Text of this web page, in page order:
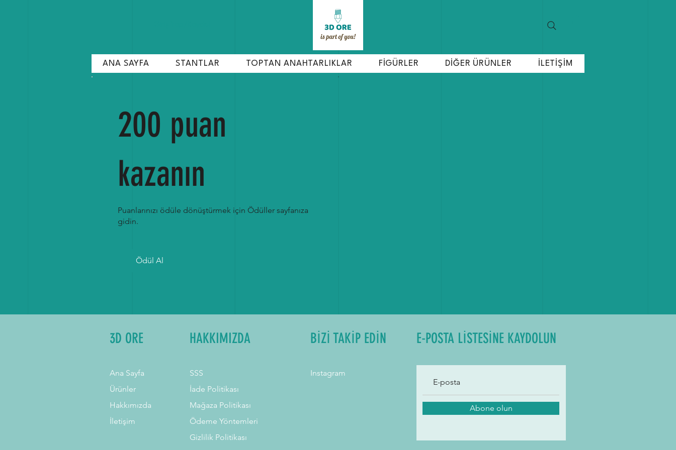
ANA SAYFA STANTLAR TOPTAN ANAHTARLIKLAR FİGÜRLER DİĞER ÜRÜNLER İLETİŞİM
200 puan
kazanın
Puanlarınızı ödüle dönüştürmek için Ödüller sayfanıza
gidin.
Ödül Al
3D ORE HAKKIMIZDA BİZİ TAKİP EDİN E-POSTA LİSTESİNE KAYDOLUN
Ana Sayfa
Ürünler
Hakkımızda
İletişim
SSS
İade Politikası
Mağaza Politikası
Ödeme Yöntemleri
Gizlilik Politikası
Instagram
Abone olun